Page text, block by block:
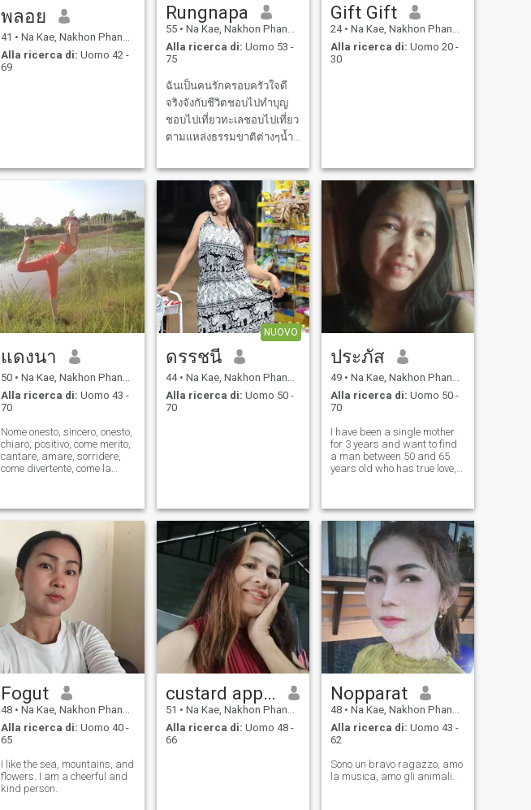
พลอย
41 • Na Kae, Nakhon Phanom, Thailandia
Alla ricerca di: Uomo 42 -
69
Rungnapa
55 • Na Kae, Nakhon Phanom, Thailandia
Alla ricerca di: Uomo 53 -
75
ฉันเป็นคนรักครอบครัวใจดี
จริงจังกับชีวิตชอบไปทําบุญ
ชอบไปเที่ยวทะเลชอบไปเที่ยว
ตามแหล่งธรรมขาติต่างๆนํ้า
ตลกบ้างบางเวลาชอบช่วย
เหลือคนอื่นชอบแบ่งปันเป็น
คนใจดีใจกว้างอารมณ์ดีชอบ
หัวเราะมีความสุขกับสิ่งที่ทํา
และเป็นคนตั้งใจทํางาน
Gift Gift
24 • Na Kae, Nakhon Phanom, Thailandia
Alla ricerca di: Uomo 20 -
30
แดงนา
50 • Na Kae, Nakhon Phanom, Thailandia
Alla ricerca di: Uomo 43 -
70
Nome onesto, sincero, onesto,
chiaro, positivo, come merito,
cantare, amare, sorridere,
come divertente, come la
NUOVO
ดรรชนี
44 • Na Kae, Nakhon Phanom, Thailandia
Alla ricerca di: Uomo 50 -
70
ประภัส
49 • Na Kae, Nakhon Phanom, Thailandia
Alla ricerca di: Uomo 50 -
70
I have been a single mother
for 3 years and want to find
a man between 50 and 65
years old who has true love,
me and I love him.
Fogut
48 • Na Kae, Nakhon Phanom, Thailandia
Alla ricerca di: Uomo 40 -
65
I like the sea, mountains, and
flowers. I am a cheerful and
kind person.
custard apple
51 • Na Kae, Nakhon Phanom, Thailandia
Alla ricerca di: Uomo 48 -
66
Nopparat
48 • Na Kae, Nakhon Phanom, Thailandia
Alla ricerca di: Uomo 43 -
62
Sono un bravo ragazzo, amo
la musica, amo gli animali.